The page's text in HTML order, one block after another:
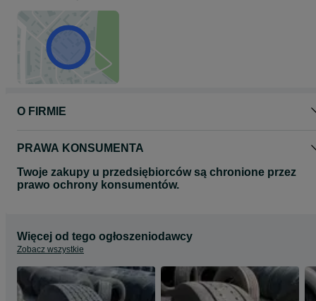
O FIRMIE
PRAWA KONSUMENTA
Twoje zakupy u przedsiębiorców są chronione przez
prawo ochrony konsumentów.
Więcej od tego ogłoszeniodawcy
Zobacz wszystkie